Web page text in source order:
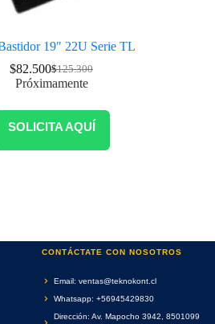
19″ 22U Serie TL
$125.300
$82.500
Próximamente
SOLICITA AQUÍ
CONTÁCTATE CON NOSOTROS
Email: ventas@teknokont.cl
Whatsapp: +56945429830
Dirección: Av. Mapocho 3942, 8501099